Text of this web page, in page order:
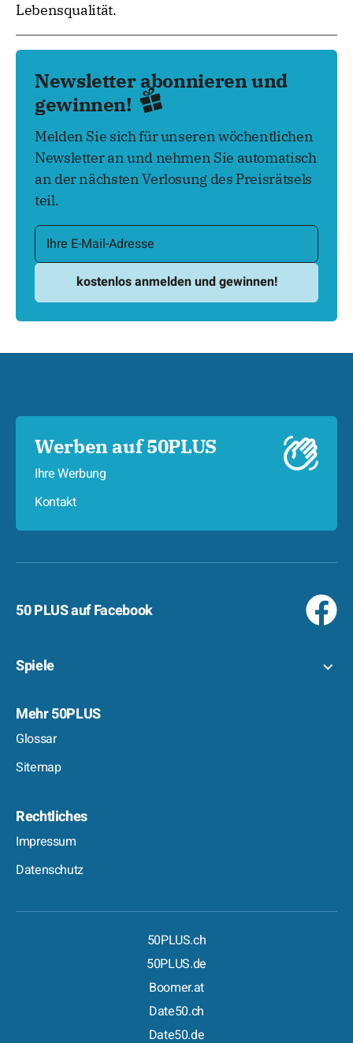
Lebensqualität.
Newsletter abonnieren und
gewinnen!
Melden Sie sich für unseren wöchentlichen
Newsletter an und nehmen Sie automatisch
an der nächsten Verlosung des Preisrätsels
teil.
Werben auf 50PLUS
Ihre Werbung
Kontakt
50 PLUS auf Facebook
Spiele
Mehr 50PLUS
Glossar
Sitemap
Rechtliches
Impressum
Datenschutz
50PLUS.ch
50PLUS.de
Boomer.at
Date50.ch
Date50.de